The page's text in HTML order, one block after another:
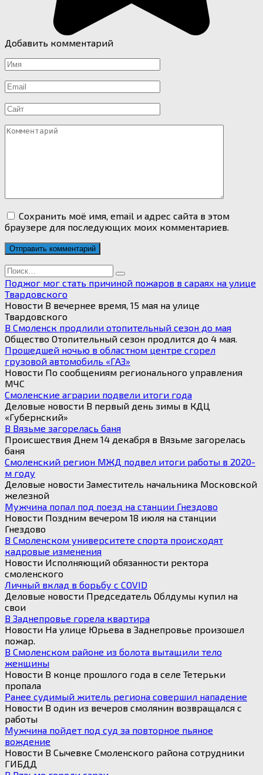
Добавить комментарий
Имя
*
Email
*
Сайт
Комментарий
Сохранить моё имя, email и адрес сайта в этом
браузере для последующих моих комментариев.
Search
for:
Поджог мог стать причиной пожаров в сараях на улице
Твардовского
Новости В вечернее время, 15 мая на улице
Твардовского
В Смоленск продлили отопительный сезон до мая
Общество Отопительный сезон продлится до 4 мая.
Прошедшей ночью в областном центре сгорел
грузовой автомобиль «ГАЗ»
Новости По сообщениям регионального управления
МЧС
Смоленские аграрии подвели итоги года
Деловые новости В первый день зимы в КДЦ
«Губернский»
В Вязьме загорелась баня
Происшествия Днем 14 декабря в Вязьме загорелась
баня
Смоленский регион МЖД подвел итоги работы в 2020-
м году
Деловые новости Заместитель начальника Московской
железной
Мужчина попал под поезд на станции Гнездово
Новости Поздним вечером 18 июля на станции
Гнездово
В Смоленском университете спорта происходят
кадровые изменения
Новости Исполняющий обязанности ректора
смоленского
Личный вклад в борьбу с COVID
Деловые новости Председатель Облдумы купил на
свои
В Заднепровье горела квартира
Новости На улице Юрьева в Заднепровье произошел
пожар.
В Смоленском районе из болота вытащили тело
женщины
Новости В конце прошлого года в селе Тетерьки
пропала
Ранее судимый житель региона совершил нападение
Новости В один из вечеров смолянин возвращался с
работы
Мужчина пойдет под суд за повторное пьяное
вождение
Новости В Сычевке Смоленского района сотрудники
ГИБДД